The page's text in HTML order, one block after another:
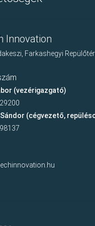
Innovation
Farkashegyi Repülőtér
(vezérigazgató)
(cégvezető,